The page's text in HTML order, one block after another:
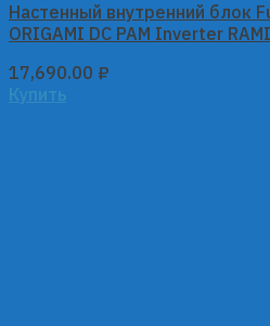
Настенный внутренний блок
ORIGAMI DC PAM Inverter
17,690.00 ₽
Купить